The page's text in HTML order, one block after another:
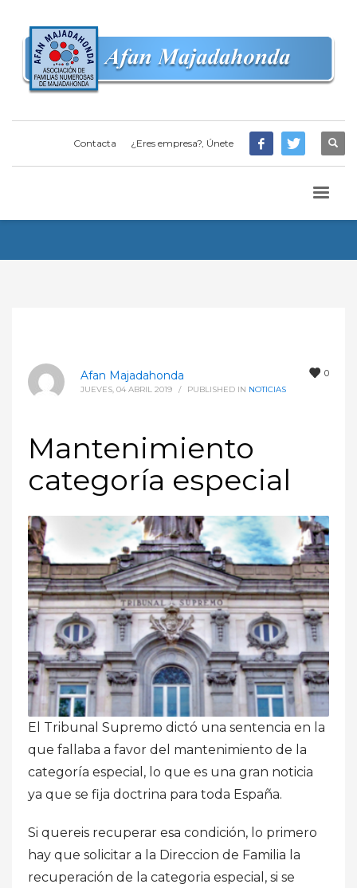
Contacta ¿Eres empresa?, Únete
0
Afan Majadahonda
JUEVES, 04 ABRIL 2019 / PUBLISHED IN NOTICIAS
Mantenimiento
categoría especial
El Tribunal Supremo dictó una sentencia en la
que fallaba a favor del mantenimiento de la
categoría especial, lo que es una gran noticia
ya que se fija doctrina para toda España.
Si quereis recuperar esa condición, lo primero
hay que solicitar a la Direccion de Familia la
recuperación de la categoria especial, si se